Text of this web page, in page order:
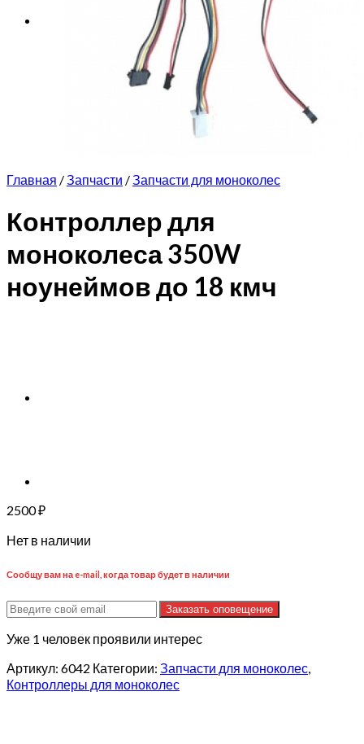
Главная /Запчасти /Запчасти для моноколес
Контроллер для
моноколеса 350W
ноунеймов до 18 кмч
2500₽
Нет в наличии
Сообщу вам на e-mail, когда товар будет в наличии
Заказать оповещение
Уже 1 человек проявили интерес
Артикул: 6042 Категории: Запчасти для моноколес,
Контроллеры для моноколес